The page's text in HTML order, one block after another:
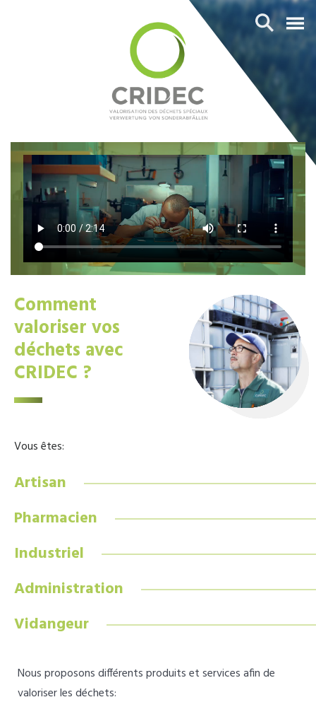
Comment
valoriser vos
déchets avec
CRIDEC ?
Vous êtes:
Artisan
Pharmacien
Industriel
Administration
Vidangeur
Nous proposons différents produits et services afin de
valoriser les déchets: